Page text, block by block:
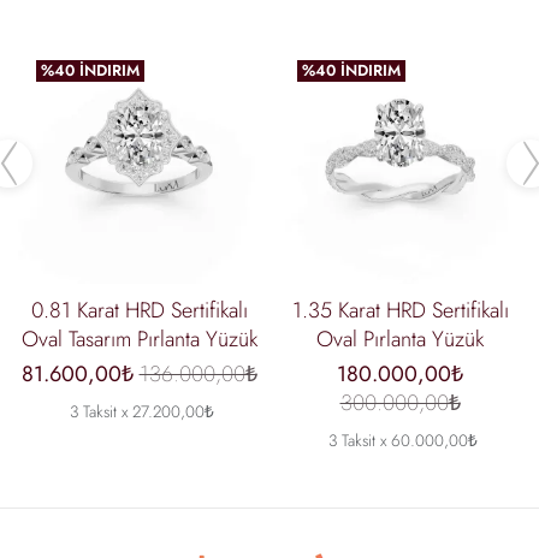
Previous
%40 İNDIRIM
0.81 Karat HRD Sertifikalı
Oval Tasarım Pırlanta Yüzük
81.600,00₺136.000,00₺
3 Taksit x 27.200,00₺
%40 İNDIRIM
1.35 Karat HRD Sertifikalı
Oval Pırlanta Yüzük
180.000,00₺
300.000,00₺
3 Taksit x 60.000,00₺